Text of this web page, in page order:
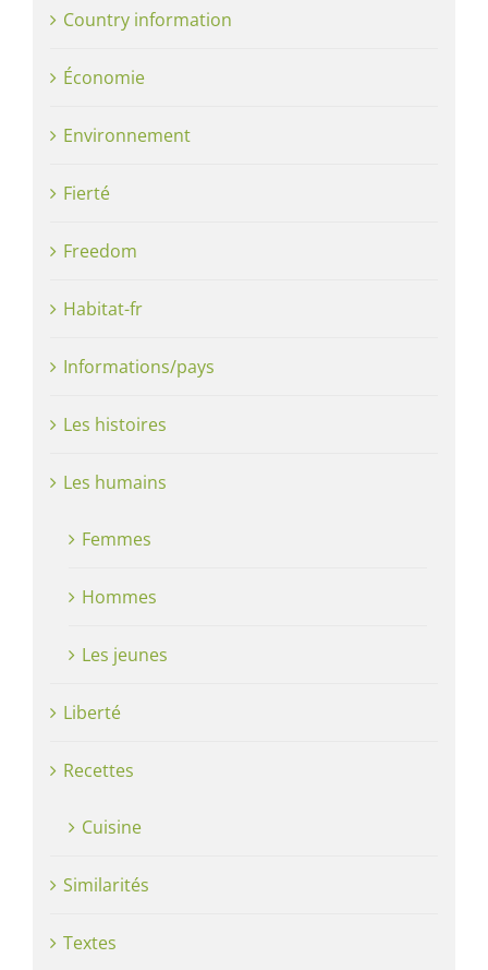
Country information
Économie
Environnement
Fierté
Freedom
Habitat-fr
Informations/pays
Les histoires
Les humains
Femmes
Hommes
Les jeunes
Liberté
Recettes
Cuisine
Similarités
Textes